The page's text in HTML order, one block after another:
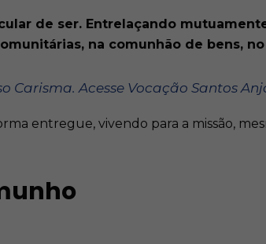
de ser. Entrelaçando
na comunhão de bens,
Carisma. Acesse Vocação Santos
entregue, vivendo para a missão,